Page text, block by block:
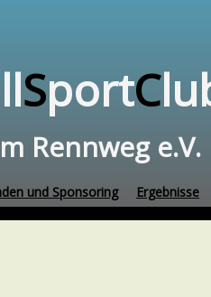
SportC
Rennweg e.V.
und Sponsoring Ergebnisse